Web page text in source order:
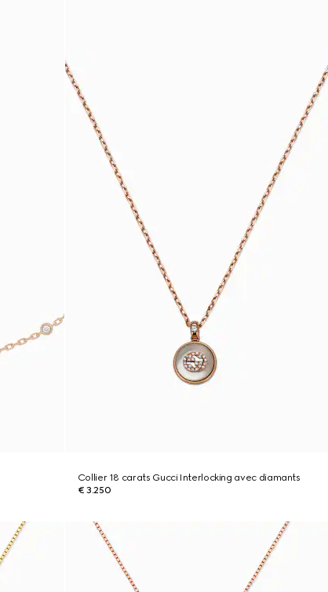
Collier 18 carats Gucci Interlocking avec diamants
€ 3.250